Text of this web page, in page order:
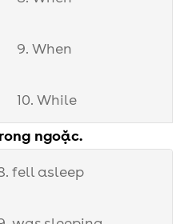
9. When
10. While
ngoặc.
fell asleep